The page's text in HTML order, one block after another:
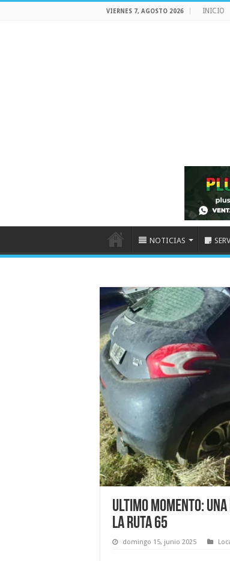
VIERNES 7, AGOSTO 2026 INICIO
NOTICIAS
Ultimo momento:
la ruta 65
domingo 15, junio 2025